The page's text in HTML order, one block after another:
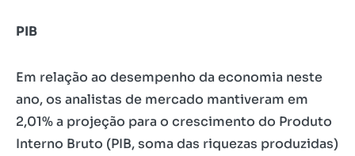
PIB
Em relação ao desempenho da economia neste
ano, os analistas de mercado mantiveram em
2,01% a projeção para o crescimento do Produto
Interno Bruto (PIB, soma das riquezas produzidas)